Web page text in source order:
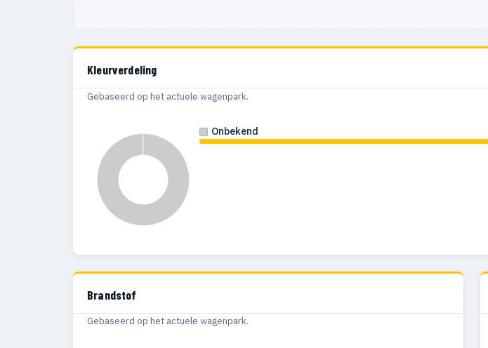
1963
1962
1960
1958
Kleurverdeling
Gebaseerd op het actuele wagenpark.
Onbekend
Brandstof
Gebaseerd op het actuele wagenpark.